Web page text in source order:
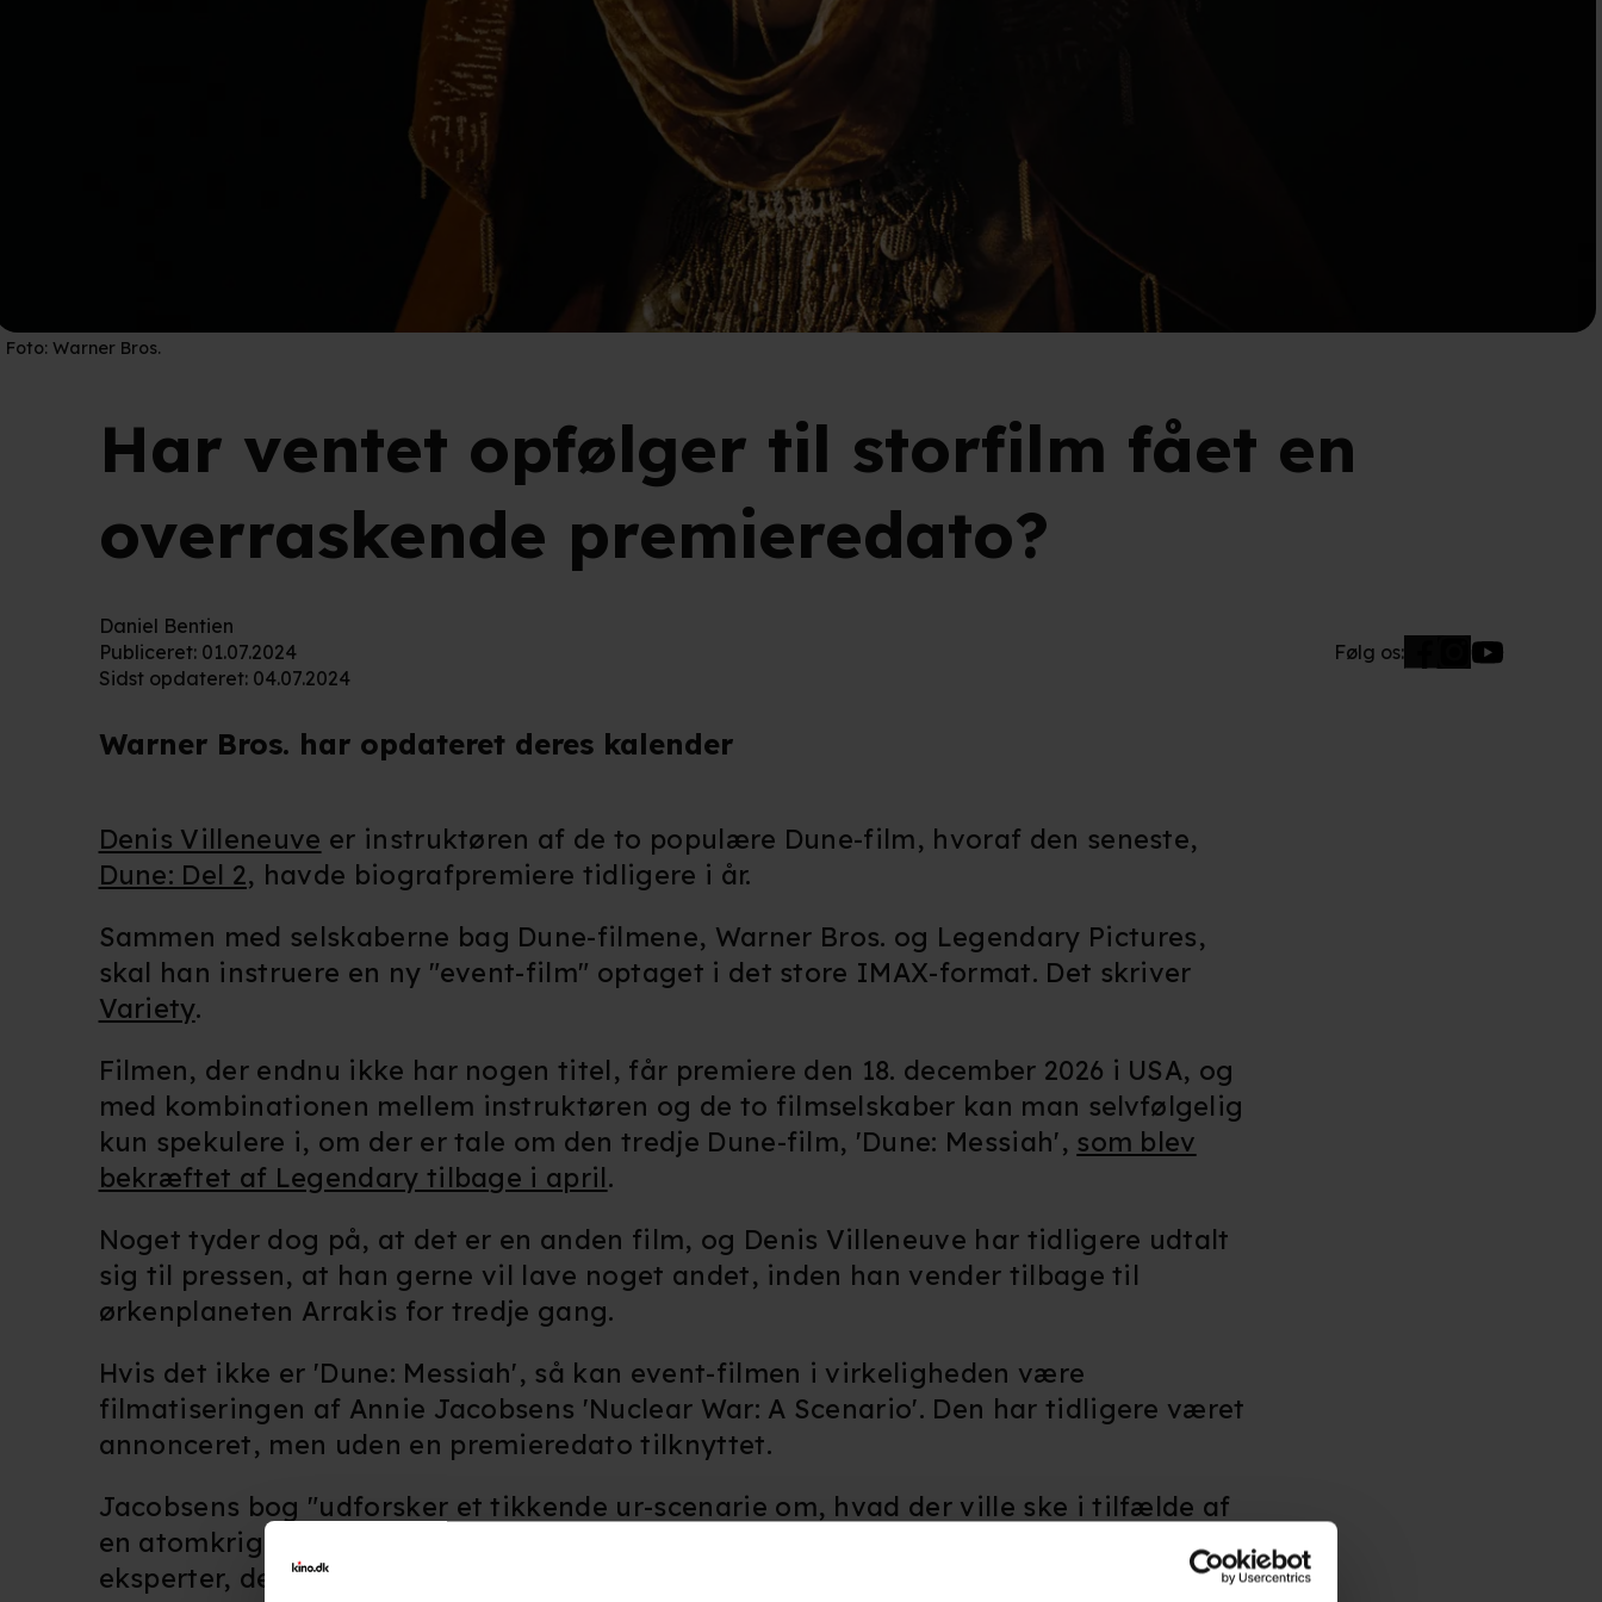
Foto: Warner Bros.
Har ventet opfølger til storfilm fået en
overraskende premieredato?
Daniel Bentien
Publiceret: 01.07.2024
Sidst opdateret: 04.07.2024
Følg os:
Warner Bros. har opdateret deres kalender
Denis Villeneuve er instruktøren af de to populære Dune-film, hvoraf den seneste,
Dune: Del 2, havde biografpremiere tidligere i år.
Sammen med selskaberne bag Dune-filmene, Warner Bros. og Legendary Pictures,
skal han instruere en ny "event-film" optaget i det store IMAX-format. Det skriver
Variety.
Filmen, der endnu ikke har nogen titel, får premiere den 18. december 2026 i USA, og
med kombinationen mellem instruktøren og de to filmselskaber kan man selvfølgelig
kun spekulere i, om der er tale om den tredje Dune-film, 'Dune: Messiah', som blev
bekræftet af Legendary tilbage i april.
Noget tyder dog på, at det er en anden film, og Denis Villeneuve har tidligere udtalt
sig til pressen, at han gerne vil lave noget andet, inden han vender tilbage til
ørkenplaneten Arrakis for tredje gang.
Hvis det ikke er 'Dune: Messiah', så kan event-filmen i virkeligheden være
filmatiseringen af Annie Jacobsens 'Nuclear War: A Scenario'. Den har tidligere været
annonceret, men uden en premieredato tilknyttet.
Jacobsens bog "udforsker et tikkende ur-scenarie om, hvad der ville ske i tilfælde af
en atomkrig, baseret på snesevis af eksklusive nye interviews med militære og civile
eksperter, der byggede våbnene og har været fortrolige med reaktionsplanerne og har